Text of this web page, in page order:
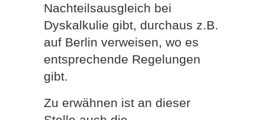
Nachteilsausgleich bei
Dyskalkulie gibt, durchaus z.B.
auf Berlin verweisen, wo es
entsprechende Regelungen
gibt.
Zu erwähnen ist an dieser